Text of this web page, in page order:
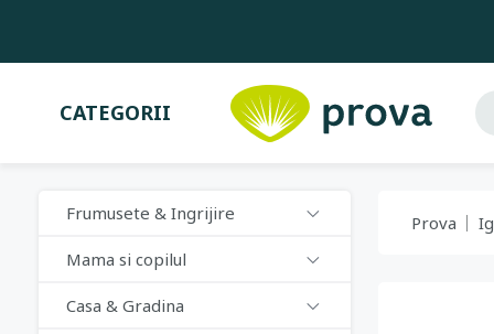
CATEGORII
Frumusete & Ingrijire
Mama si copilul
Casa & Gradina
Prova